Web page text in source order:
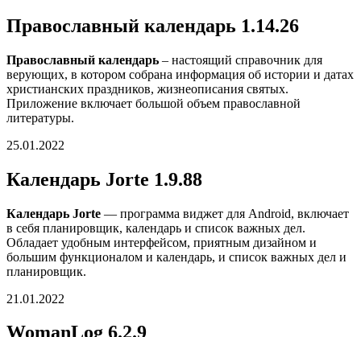
Православный календарь 1.14.26
Православный календарь – настоящий справочник для
верующих, в котором собрана информация об истории и датах
христианских праздников, жизнеописания святых.
Приложение включает большой объем православной
литературы.
25.01.2022
Календарь Jorte 1.9.88
Календарь Jorte — программа виджет для Android, включает
в себя планировщик, календарь и список важных дел.
Обладает удобным интерфейсом, приятным дизайном и
большим функционалом и календарь, и список важных дел и
планировщик.
21.01.2022
WomanLog 6.2.9